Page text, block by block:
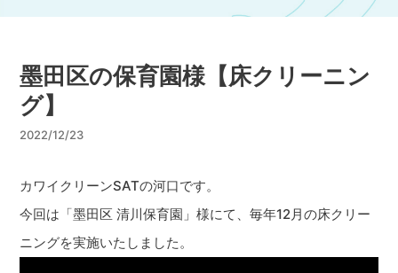
墨田区の保育園様【床クリーニン
グ】
2022/12/23
カワイクリーンSATの河口です。
今回は「墨田区 清川保育園」様にて、毎年12月の床クリー
ニングを実施いたしました。